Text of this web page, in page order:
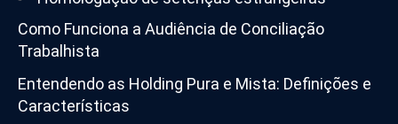
Como Funciona a Audiência de Conciliação
Trabalhista
Entendendo as Holding Pura e Mista: Definições e
Características